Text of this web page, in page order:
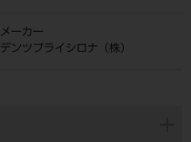
メーカー
デンツプライシロナ（株）